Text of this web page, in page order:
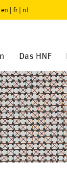
en | fr | nl
Das HNF